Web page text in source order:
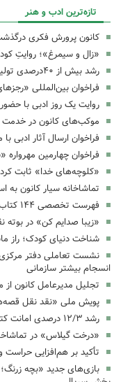
تازه‌ترین ادب و هنر
کانون پرورش فکری
«زال و سیمرغ»؛ روایتِ
رشد بیش از ۴۰درصدی تولید دست‌سازه‌های حسینی
فراخوان بین‌المللی
روایت یک روز ادبی با
موکب‌های کانون در خدمت
فراخوان ارسال آثار
فراخوان چهارمین
«کلوچه‌های خدا» ثابت
تماشاخانه سیار کانون به
فهرست تخصصی ۱۴۴ کتاب عاشورایی برای کودکان و نوجوانان منتشر شد
«زیبا صدایم کن» در بوته
شناخت دنیای کودک؛ راز
نشست تعاملی دفتر
انسجام بیشتر سازمانی
تجلیل مدیرعامل کانون
پویش ملی «نقد نقل
رشد ۱۲/۳ درصدی امانت کتاب در مراکز فرهنگی‌هنری کانون
«درخت گیلاس» در
تأکید بر هم‌افزایی
بازی‌های جدید «بچه